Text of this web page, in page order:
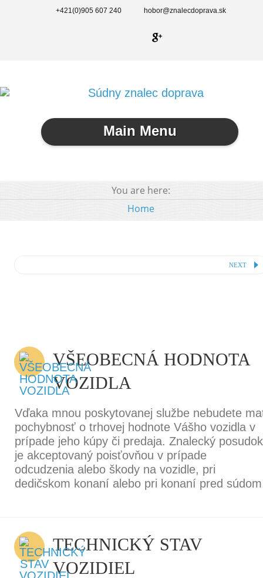
+421(0)905 607 240 hobor@znalecdoprava.sk
Main Menu
You are here:
Home
NEXT
VŠEOBECNÁ HODNOTA
VOZIDLA
Vďaka mnou poskytovanej službe nebudete
pochybnosť o trhovej hodnote Vášho vozidla v
prípade jeho kúpy či predaja. Znalecký posudok
je akceptovaný poisťovňou v prípade
odcudzenia alebo škody na vozidle, pri
dedičskom konaní alebo pri konaní pred
TECHNICKÝ STAV
VOZIDIEL